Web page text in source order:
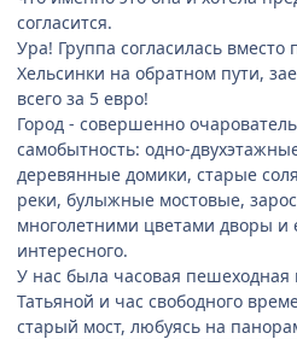
согласится.
Ура! Группа согласилась
Хельсинки на обратном пути,
всего за 5 евро!
Город - совершенно
самобытность: одно-
деревянные домики, старые
реки, булыжные мостовые,
многолетними цветами дворы и
интересного.
У нас была часовая пешеходная
Татьяной и час свободного
старый мост, любуясь на